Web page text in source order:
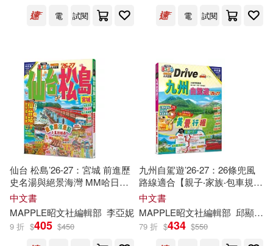
出境遊編輯部(35)
幼福編輯部主編(34)
康軒文教編輯部(34)
美國時代生活編輯部(34)
DIY玩佈置編輯部(33)
大藝出版(41)
清華大學出版社(41)
漢宇國際(41) 韋伯(41)
北星(40) 中國統計出版社(39)
學林出版社(39) 環輿(39)
電
試閱
電
試閱
仙台 松島’26-27：宮城 前進歷
史名湯與絕景海灣 MM哈日情
報誌14
中文書
MAPPLE昭文社編輯部 李亞妮
9 折 $405 $450
九州自駕遊’26-27：26條兜風
路線適合【親子‧家族‧包車規
劃】 MM哈日情報誌35
中文書
MAPPLE昭文社編輯部 邱顯惠
79 折 $434 $550